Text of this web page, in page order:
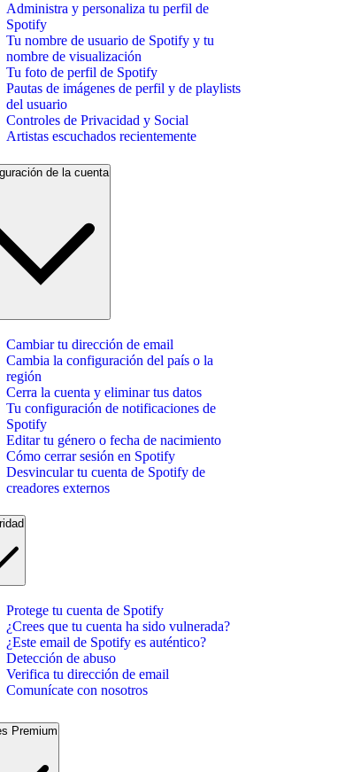
Administra y personaliza tu perfil de
Spotify
Tu nombre de usuario de Spotify y tu
nombre de visualización
Tu foto de perfil de Spotify
Pautas de imágenes de perfil y de playlists
del usuario
Controles de Privacidad y Social
Artistas escuchados recientemente
de la cuenta
Cambiar tu dirección de email
Cambia la configuración del país o la
región
Cerra la cuenta y eliminar tus datos
Tu configuración de notificaciones de
Spotify
Editar tu género o fecha de nacimiento
Cómo cerrar sesión en Spotify
Desvincular tu cuenta de Spotify de
creadores externos
Protege tu cuenta de Spotify
¿Crees que tu cuenta ha sido vulnerada?
¿Este email de Spotify es auténtico?
Detección de abuso
Verifica tu dirección de email
Comunícate con nosotros
Premium